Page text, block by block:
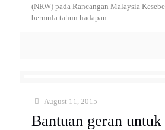
(NRW) pada Rancangan Malaysia
bermula tahun hadapan.
August 11, 2015
Bantuan geran